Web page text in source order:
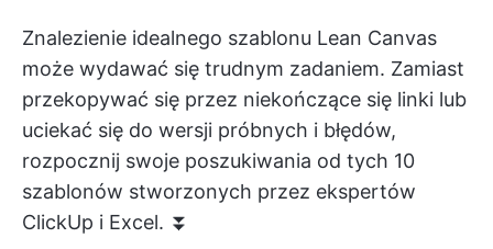
Znalezienie idealnego szablonu Lean Canvas
może wydawać się trudnym zadaniem. Zamiast
przekopywać się przez niekończące się linki lub
uciekać się do wersji próbnych i błędów,
rozpocznij swoje poszukiwania od tych 10
szablonów stworzonych przez ekspertów
ClickUp i Excel. ⏬